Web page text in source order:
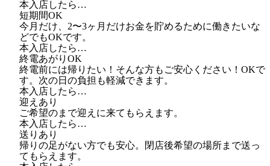
本入店したら…
短期間OK
今月だけ、2〜3ヶ月だけお金を貯めるために働きたいな
どでもOKです。
本入店したら…
終電あがりOK
終電前には帰りたい！そんな方もご安心ください！OKで
す。次の日の負担も軽減できます。
本入店したら…
迎えあり
ご希望のまで迎えに来てもらえます。
本入店したら…
送りあり
帰りの足がない方でも安心。閉店後希望の場所まで送っ
てもらえます。